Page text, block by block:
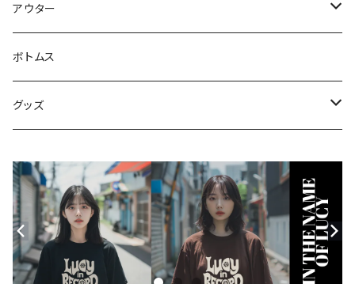
スウェット・パーカー
Tシャツ
シャツ
アウター
ジャケット・ブルゾン
ボトムス
グッズ
モバイルケース
Androidケース
スマホリング